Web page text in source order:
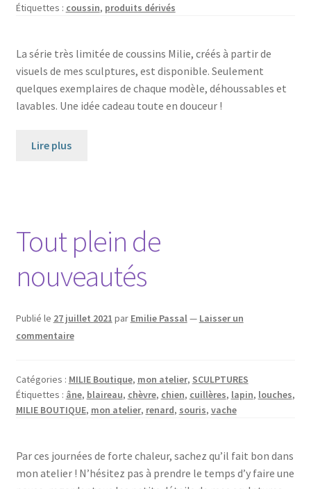
Étiquettes : coussin, produits dérivés
La série très limitée de coussins Milie, créés à partir de
visuels de mes sculptures, est disponible. Seulement
quelques exemplaires de chaque modèle, déhoussables et
lavables. Une idée cadeau toute en douceur !
Lire plus
Tout plein de
nouveautés
Publié le 27 juillet 2021 par Emilie Passal— Laisser un
commentaire
Catégories : MILIE Boutique, mon atelier, SCULPTURES
Étiquettes : âne, blaireau, chèvre, chien, cuillères, lapin, louches,
MILIE BOUTIQUE, mon atelier, renard, souris, vache
Par ces journées de forte chaleur, sachez qu’il fait bon dans
mon atelier ! N’hésitez pas à prendre le temps d’y faire une